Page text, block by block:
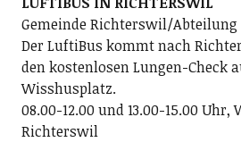
Gemeinde Richterswil/Abteilung
Der LuftiBus kommt nach
den kostenlosen Lungen-Check
Wisshusplatz.
08.00-12.00 und 13.00-15.00 Uhr,
Richterswil